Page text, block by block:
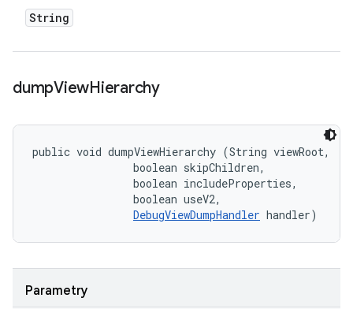
String
dumpViewHierarchy
public void dumpViewHierarchy (String viewRoot,
                boolean skipChildren,
                boolean includeProperties,
                boolean useV2,
DebugViewDumpHandler handler)
Parametry